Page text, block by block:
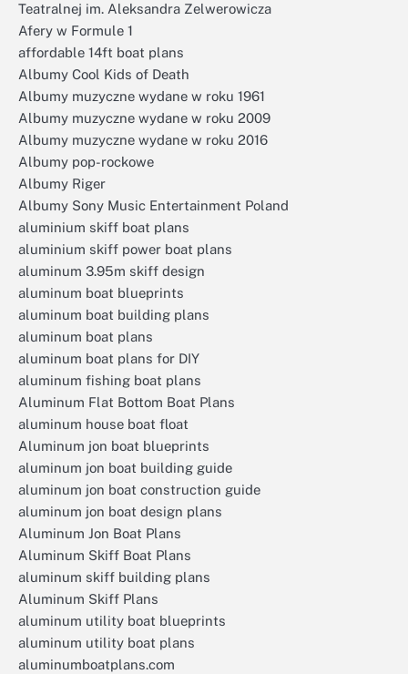
Teatralnej im. Aleksandra Zelwerowicza
Afery w Formule 1
affordable 14ft boat plans
Albumy Cool Kids of Death
Albumy muzyczne wydane w roku 1961
Albumy muzyczne wydane w roku 2009
Albumy muzyczne wydane w roku 2016
Albumy pop-rockowe
Albumy Riger
Albumy Sony Music Entertainment Poland
aluminium skiff boat plans
aluminium skiff power boat plans
aluminum 3.95m skiff design
aluminum boat blueprints
aluminum boat building plans
aluminum boat plans
aluminum boat plans for DIY
aluminum fishing boat plans
Aluminum Flat Bottom Boat Plans
aluminum house boat float
Aluminum jon boat blueprints
aluminum jon boat building guide
aluminum jon boat construction guide
aluminum jon boat design plans
Aluminum Jon Boat Plans
Aluminum Skiff Boat Plans
aluminum skiff building plans
Aluminum Skiff Plans
aluminum utility boat blueprints
aluminum utility boat plans
aluminumboatplans.com